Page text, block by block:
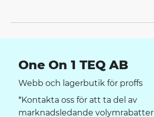
One On 1 TEQ AB
Webb och lagerbutik för proffs
*Kontakta oss för att ta del av
marknadsledande volymrabatter